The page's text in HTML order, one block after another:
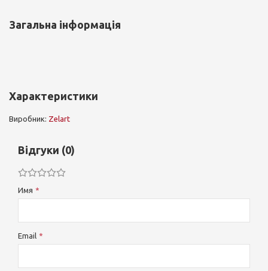
Загальна інформація
Характеристики
Виробник: Zelart
Відгуки (0)
Имя
Email